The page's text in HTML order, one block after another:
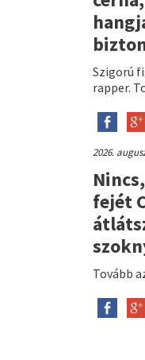
Szigorú
rapper.
2026.
fejét
Tovább